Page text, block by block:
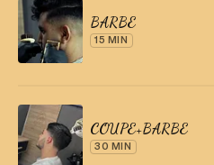
BARBE
15 MIN
COUPE+BARBE
30 MIN